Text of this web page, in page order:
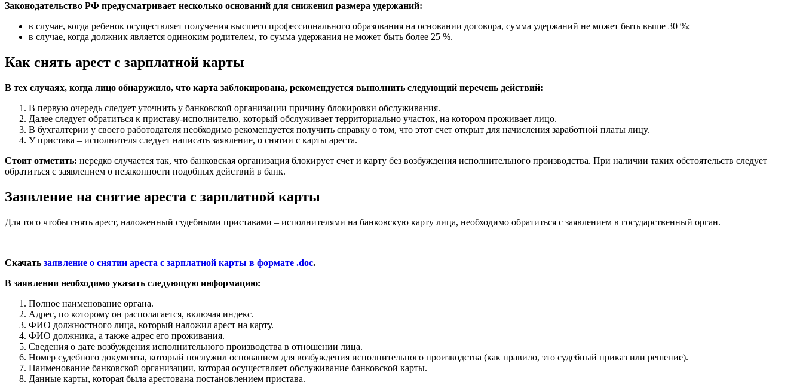
Законодательство РФ предусматривает несколько оснований для снижения размера удержаний:
в случае, когда ребенок осуществляет получения высшего профессионального образования на основании договора, сумма удержаний не может быть выше 30 %;
в случае, когда должник является одиноким родителем, то сумма удержания не может быть более 25 %.
Как снять арест с зарплатной карты
В тех случаях, когда лицо обнаружило, что карта заблокирована, рекомендуется выполнить следующий перечень действий:
В первую очередь следует уточнить у банковской организации причину блокировки обслуживания.
Далее следует обратиться к приставу-исполнителю, который обслуживает территориально участок, на котором проживает лицо.
В бухгалтерии у своего работодателя необходимо рекомендуется получить справку о том, что этот счет открыт для начисления заработной платы лицу.
У пристава – исполнителя следует написать заявление, о снятии с карты ареста.
Стоит отметить: нередко случается так, что банковская организация блокирует счет и карту без возбуждения исполнительного производства. При наличии таких обстоятельств следует
обратиться с заявлением о незаконности подобных действий в банк.
Заявление на снятие ареста с зарплатной карты
Для того чтобы снять арест, наложенный судебными приставами – исполнителями на банковскую карту лица, необходимо обратиться с заявлением в государственный орган.
Скачать заявление о снятии ареста с зарплатной карты в формате .doc.
В заявлении необходимо указать следующую информацию:
Полное наименование органа.
Адрес, по которому он располагается, включая индекс.
ФИО должностного лица, который наложил арест на карту.
ФИО должника, а также адрес его проживания.
Сведения о дате возбуждения исполнительного производства в отношении лица.
Номер судебного документа, который послужил основанием для возбуждения исполнительного производства (как правило, это судебный приказ или решение).
Наименование банковской организации, которая осуществляет обслуживание банковской карты.
Данные карты, которая была арестована постановлением пристава.